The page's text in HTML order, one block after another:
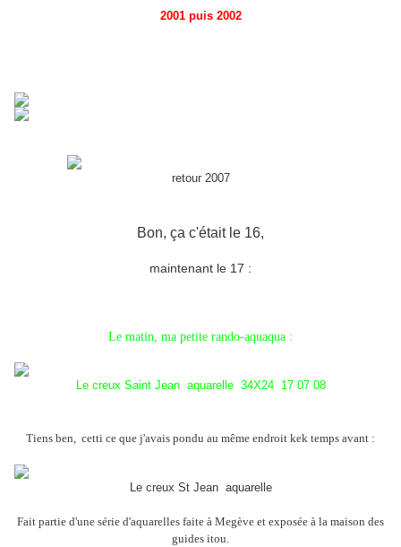
2001 puis 2002
retour 2007
Bon, ça c'était le 16,
maintenant le 17 :
Le matin, ma petite rando-aquaqua :
Le creux Saint Jean aquarelle 34X24 17 07 08
Tiens ben, cetti ce que j'avais pondu au même endroit kek temps avant :
Le creux St Jean aquarelle
Fait partie d'une série d'aquarelles faite à Megève et exposée à la maison des
guides itou.